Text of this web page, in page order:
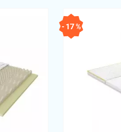
- 17 %